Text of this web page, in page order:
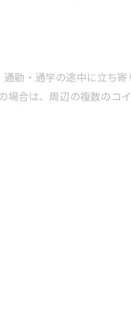
勤・通学の途中に立ち
場合は、周辺の複数のコ